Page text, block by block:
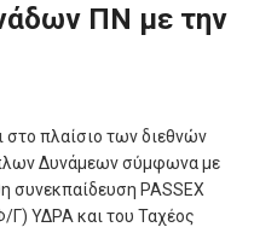
ΠΝ με την
στο πλαίσιο των διεθνών
Δυνάμεων σύμφωνα με
συνεκπαίδευση PASSEX
Γ) ΥΔΡΑ και του Ταχέος